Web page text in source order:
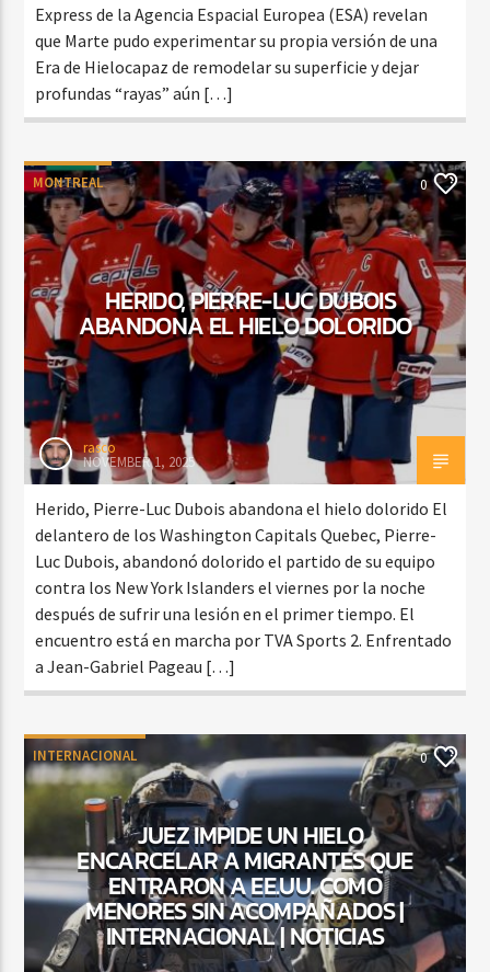
Express de la Agencia Espacial Europea (ESA) revelan
que Marte pudo experimentar su propia versión de una
Era de Hielocapaz de remodelar su superficie y dejar
profundas “rayas” aún […]
MONTREAL 0
HERIDO, PIERRE-LUC DUBOIS
ABANDONA EL HIELO DOLORIDO
rasco
NOVEMBER 1, 2025
Herido, Pierre-Luc Dubois abandona el hielo dolorido El
delantero de los Washington Capitals Quebec, Pierre-
Luc Dubois, abandonó dolorido el partido de su equipo
contra los New York Islanders el viernes por la noche
después de sufrir una lesión en el primer tiempo. El
encuentro está en marcha por TVA Sports 2. Enfrentado
a Jean-Gabriel Pageau […]
INTERNACIONAL 0
JUEZ IMPIDE UN HIELO
ENCARCELAR A MIGRANTES QUE
ENTRARON A EE.UU. COMO
MENORES SIN ACOMPAÑADOS |
INTERNACIONAL | NOTICIAS